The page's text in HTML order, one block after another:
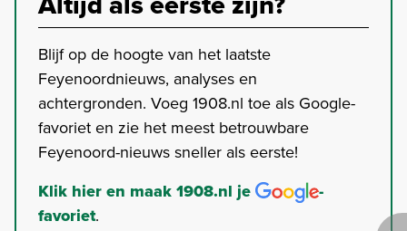
Blijf op de hoogte van het laatste
Feyenoordnieuws, analyses en
achtergronden. Voeg 1908.nl toe als Google-
favoriet en zie het meest betrouwbare
Feyenoord-nieuws sneller als eerste!
Klik hier en maak 1908.nl je
-
favoriet.